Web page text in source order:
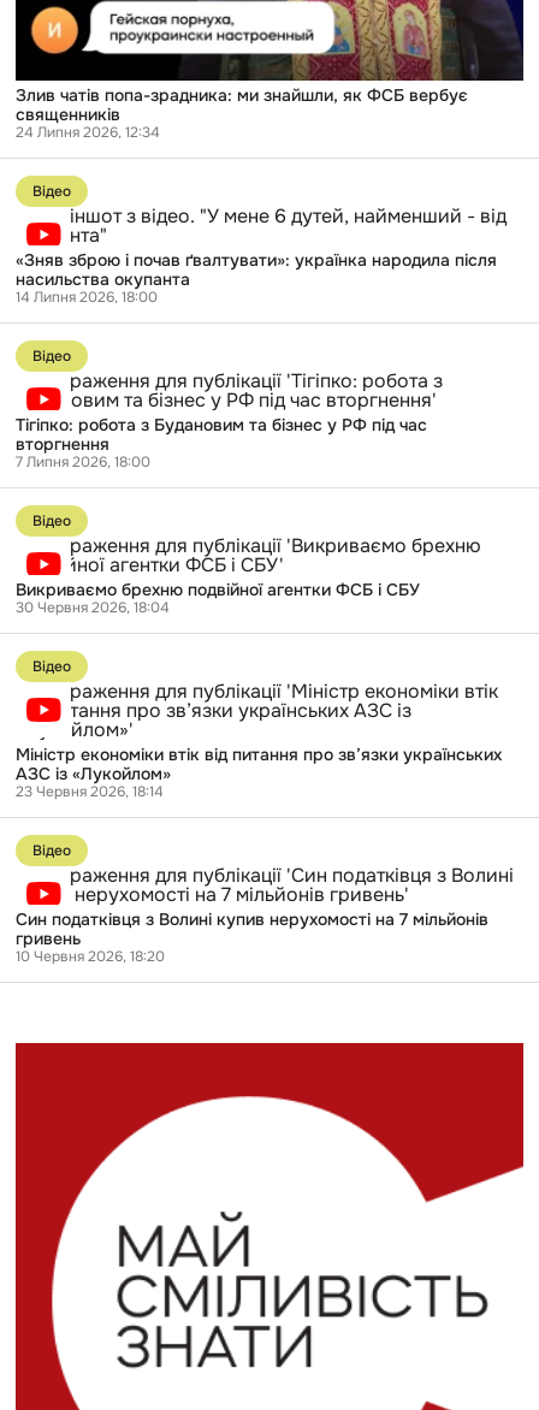
Злив чатів попа-зрадника: ми знайшли, як ФСБ вербує
священників
24 Липня 2026, 12:34
Перейти
до
публікації
«Зняв
зброю
почав
ґвалтувати»:
українка
народила
після
насильства
окупанта
Відео
«Зняв зброю і почав ґвалтувати»: українка народила після
насильства окупанта
14 Липня 2026, 18:00
Перейти
до
публікації
Тігіпко:
робота
Будановим
та
бізнес
РФ
під
час
вторгнення
Відео
Тігіпко: робота з Будановим та бізнес у РФ під час
вторгнення
7 Липня 2026, 18:00
Перейти
до
публікації
Викриваємо
брехню
подвійної
агентки
ФСБ
СБУ
Відео
Викриваємо брехню подвійної агентки ФСБ і СБУ
30 Червня 2026, 18:04
Перейти
до
публікації
Міністр
економіки
від
питання
про
зв’язки
українських
АЗС
«Лукойлом»
Відео
Міністр економіки втік від питання про зв’язки українських
АЗС із «Лукойлом»
23 Червня 2026, 18:14
Перейти
до
публікації
Син
податківця
Волині
купив
нерухомості
мільйонів
Відео
Син податківця з Волині купив нерухомості на 7 мільйонів
гривень
10 Червня 2026, 18:20